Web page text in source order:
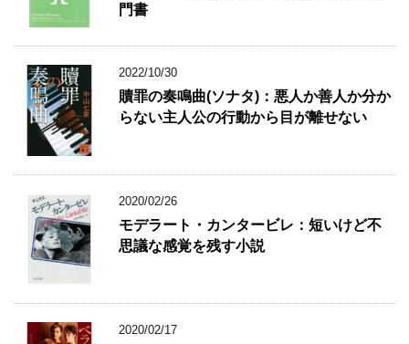
門書
2022/10/30
贖罪の奏鳴曲(ソナタ)：悪人か善人か分か
らない主人公の行動から目が離せない
2020/02/26
モデラート・カンタービレ：短いけど不
思議な感覚を残す小説
2020/02/17